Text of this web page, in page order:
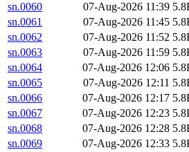
sn.0060
07-Aug-2026 11:39
sn.0061
07-Aug-2026 11:45
sn.0062
07-Aug-2026 11:52
sn.0063
07-Aug-2026 11:59
sn.0064
07-Aug-2026 12:06
sn.0065
07-Aug-2026 12:11
sn.0066
07-Aug-2026 12:17
sn.0067
07-Aug-2026 12:23
sn.0068
07-Aug-2026 12:28
sn.0069
07-Aug-2026 12:33